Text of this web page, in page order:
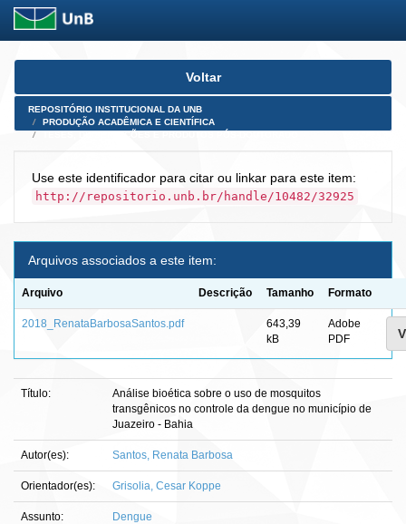
Skip
Voltar
REPOSITÓRIO INSTITUCIONAL DA UNB
PRODUÇÃO ACADÊMICA E CIENTÍFICA
Use este identificador para citar ou linkar para este item:
http://repositorio.unb.br/handle/10482/32925
Arquivos associados a este item:
Arquivo Descrição Tamanho Formato
2018_RenataBarbosaSantos.pdf
643,39
kB
Adobe
PDF
Título:
Análise bioética sobre o uso de mosquitos
transgênicos no controle da dengue no município de
Juazeiro - Bahia
Autor(es): Santos, Renata Barbosa
Orientador(es): Grisolia, Cesar Koppe
Assunto:
Dengue